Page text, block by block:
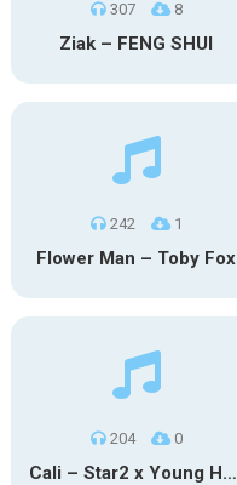
307 8
Ziak – FENG SHUI
242 1
Flower Man – Toby Fox
204 0
Cali – Star2 x Young Henny